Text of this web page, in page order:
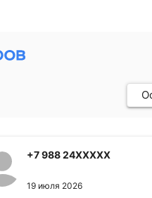
+7 988 24XXXXX
19 июля 2026